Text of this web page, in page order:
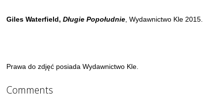
Giles Waterfield,Długie Popołudnie , Wydawnictwo Kle 2015.
Prawa do zdjęć posiada Wydawnictwo Kle.
Comments